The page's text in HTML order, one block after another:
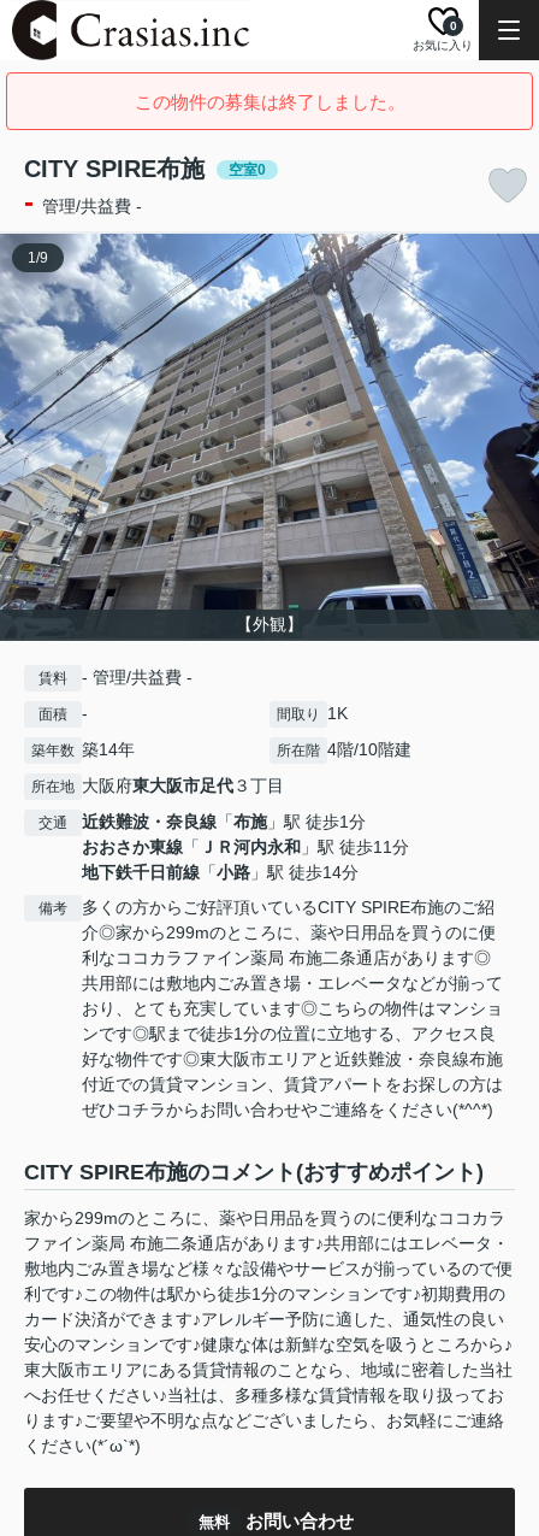
お気に入り
0
この物件の募集は終了しました。
CITY SPIRE布施 空室0
- 管理/共益費 -
【外観】
1/9
賃料 - 管理/共益費 -
面積 - 間取り 1K
築年数 築14年 所在階 4階/10階建
所在地 大阪府東大阪市足代３丁目
交通 近鉄難波・奈良線 「布施」駅 徒歩1分
おおさか東線 「 ＪＲ河内永和 」駅 徒歩11分
地下鉄千日前線 「小路 」駅 徒歩14分
備考
多くの方からご好評頂いているCITY SPIRE布施のご紹
介◎家から299mのところに、薬や日用品を買うのに便
利なココカラファイン薬局 布施二条通店があります◎
共用部には敷地内ごみ置き場・エレベータなどが揃って
おり、とても充実しています◎こちらの物件はマンショ
ンです◎駅まで徒歩1分の位置に立地する、アクセス良
好な物件です◎東大阪市エリアと近鉄難波・奈良線布施
付近での賃貸マンション、賃貸アパートをお探しの方は
ぜひコチラからお問い合わせやご連絡をください(*^^*)
CITY SPIRE布施のコメント(おすすめポイント)
家から299mのところに、薬や日用品を買うのに便利なココカラ
ファイン薬局 布施二条通店があります♪共用部にはエレベータ・
敷地内ごみ置き場など様々な設備やサービスが揃っているので便
利です♪この物件は駅から徒歩1分のマンションです♪初期費用の
カード決済ができます♪アレルギー予防に適した、通気性の良い
安心のマンションです♪健康な体は新鮮な空気を吸うところから♪
東大阪市エリアにある賃貸情報のことなら、地域に密着した当社
へお任せください♪当社は、多種多様な賃貸情報を取り扱ってお
ります♪ご要望や不明な点などございましたら、お気軽にご連絡
ください(*´ω`*)
無料 お問い合わせ